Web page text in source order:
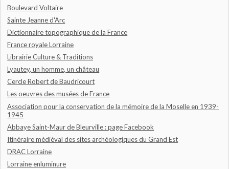
Boulevard Voltaire
Sainte Jeanne d'Arc
Dictionnaire topographique de la France
France royale Lorraine
Librairie Culture & Traditions
Lyautey, un homme, un château
Cercle Robert de Baudricourt
Les oeuvres des musées de France
Association pour la conservation de la mémoire de la Moselle en 1939-
1945
Abbaye Saint-Maur de Bleurville : page Facebook
Itinéraire médiéval des sites archéologiques du Grand Est
DRAC Lorraine
Lorraine enluminure